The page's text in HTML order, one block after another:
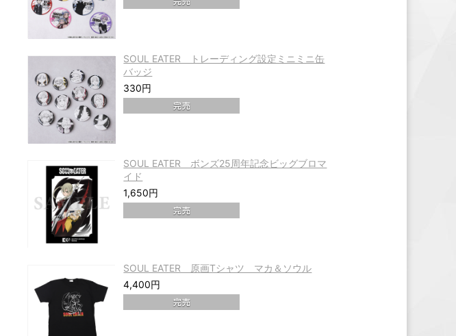
SOUL EATER トレーディング設定ミニミニ缶
バッジ
330円
SOUL EATER ボンズ25周年記念ビッグブロマ
イド
1,650円
SOUL EATER 原画Tシャツ マカ＆ソウル
4,400円